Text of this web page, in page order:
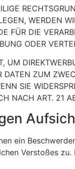
WERDEN
FÜR DIE
ODER
UM
DATEN ZUM
SIE
NACH ART. 21
ein
Verstoßes